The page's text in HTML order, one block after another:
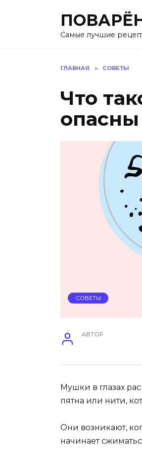
Самые лучшие
ГЛАВНАЯ » СОВЕТЫ
Что
СОВЕТЫ
АВТОР
Мушки в глазах
пятна или нити,
Они возникают,
начинает